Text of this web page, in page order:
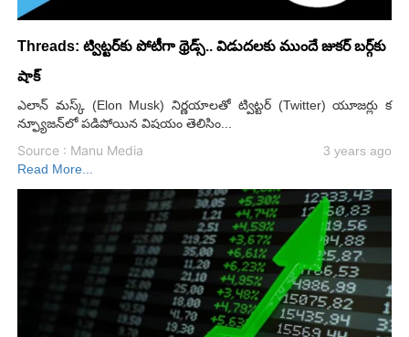
Threads: ట్విట్టర్‌కు పోటీగా థ్రెడ్స్.. విడుదలకు ముందే జుకర్ బర్గ్‌కు
షాక్
ఎలాన్ మస్క్ (Elon Musk) నిర్ణయాలతో ట్విట్టర్ (Twitter) యూజర్లు క
న్ఫ్యూజన్‌లో పడిపోయిన విషయం తెలిసిం...
Source : Manu Media
3 years ago
Read More...